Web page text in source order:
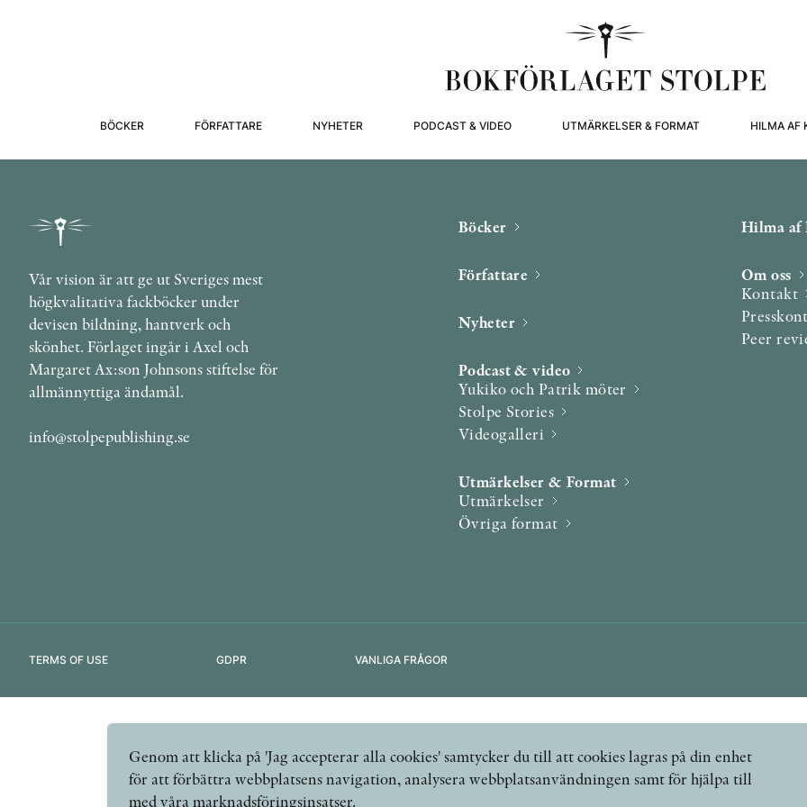
BÖCKER FÖRFATTARE NYHETER PODCAST & VIDEO UTMÄRKELSER & FORMAT HILMA AF
Vår vision är att ge ut Sveriges mest
högkvalitativa fackböcker under
devisen bildning, hantverk och
skönhet. Förlaget ingår i Axel och
Margaret Ax:son Johnsons stiftelse för
allmännyttiga ändamål.
info@stolpepublishing.se
Böcker
Författare
Nyheter
Podcast & video
Yukiko och Patrik möter
Stolpe Stories
Videogalleri
Utmärkelser & Format
Utmärkelser
Övriga format
Hilma
Om oss
Kontakt
Peer
TERMS OF USE GDPR VANLIGA FRÅGOR
Genom att klicka på 'Jag accepterar alla cookies' samtycker du till att cookies lagras på din enhet
för att förbättra webbplatsens navigation, analysera webbplatsanvändningen samt för hjälpa till
med våra marknadsföringsinsatser.